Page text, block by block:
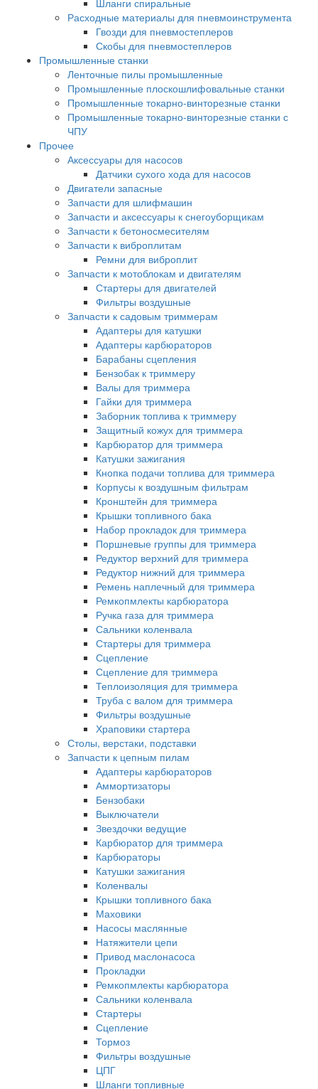
Шланги спиральные
Расходные материалы для пневмоинструмента
Гвозди для пневмостеплеров
Скобы для пневмостеплеров
Промышленные станки
Ленточные пилы промышленные
Промышленные плоскошлифовальные станки
Промышленные токарно-винторезные станки
Промышленные токарно-винторезные станки с
ЧПУ
Прочее
Аксессуары для насосов
Датчики сухого хода для насосов
Двигатели запасные
Запчасти для шлифмашин
Запчасти и аксессуары к снегоуборщикам
Запчасти к бетоносмесителям
Запчасти к виброплитам
Ремни для виброплит
Запчасти к мотоблокам и двигателям
Стартеры для двигателей
Фильтры воздушные
Запчасти к садовым триммерам
Адаптеры для катушки
Адаптеры карбюраторов
Барабаны сцепления
Бензобак к триммеру
Валы для триммера
Гайки для триммера
Заборник топлива к триммеру
Защитный кожух для триммера
Карбюратор для триммера
Катушки зажигания
Кнопка подачи топлива для триммера
Корпусы к воздушным фильтрам
Кронштейн для триммера
Крышки топливного бака
Набор прокладок для триммера
Поршневые группы для триммера
Редуктор верхний для триммера
Редуктор нижний для триммера
Ремень наплечный для триммера
Ремкопмлекты карбюратора
Ручка газа для триммера
Сальники коленвала
Стартеры для триммера
Сцепление
Сцепление для триммера
Теплоизоляция для триммера
Труба с валом для триммера
Фильтры воздушные
Храповики стартера
Столы, верстаки, подставки
Запчасти к цепным пилам
Адаптеры карбюраторов
Аммортизаторы
Бензобаки
Выключатели
Звездочки ведущие
Карбюратор для триммера
Карбюраторы
Катушки зажигания
Коленвалы
Крышки топливного бака
Маховики
Насосы маслянные
Натяжители цепи
Привод маслонасоса
Прокладки
Ремкопмлекты карбюратора
Сальники коленвала
Стартеры
Сцепление
Тормоз
Фильтры воздушные
ЦПГ
Шланги топливные